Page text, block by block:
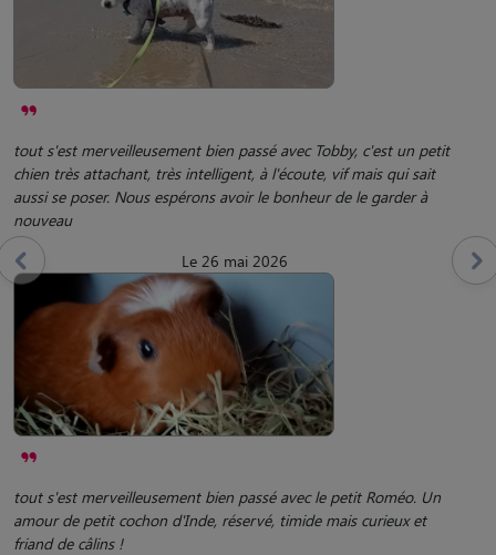
tout s'est merveilleusement bien passé avec Tobby, c'est un petit
chien très attachant, très intelligent, à l'écoute, vif mais qui sait
aussi se poser. Nous espérons avoir le bonheur de le garder à
nouveau
Le 26 mai 2026
tout s'est merveilleusement bien passé avec le petit Roméo. Un
amour de petit cochon d'Inde, réservé, timide mais curieux et
friand de câlins !